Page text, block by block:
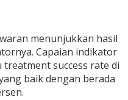
menunjukkan hasil
Capaian indikator
success rate di
baik dengan berada